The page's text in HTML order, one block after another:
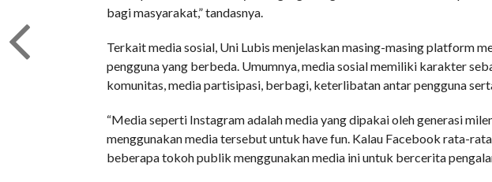
bagi masyarakat,” tandasnya.
Terkait media sosial, Uni Lubis menjelaskan masing-masing platform
pengguna yang berbeda. Umumnya, media sosial memiliki karakter
komunitas, media partisipasi, berbagi, keterlibatan antar pengguna
“Media seperti Instagram adalah media yang dipakai oleh generasi
menggunakan media tersebut untuk have fun. Kalau Facebook rata-
beberapa tokoh publik menggunakan media ini untuk bercerita